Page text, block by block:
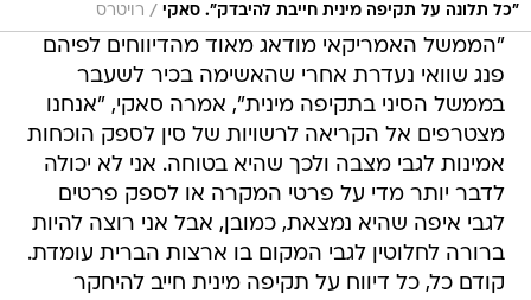
"כל תלונה על תקיפה מינית חייבת להיבדק". סאקי / רויטרס
"הממשל האמריקאי מודאג מאוד מהדיווחים לפיהם
פנג שוואי נעדרת אחרי שהאשימה בכיר לשעבר
בממשל הסיני בתקיפה מינית", אמרה סאקי, "אנחנו
מצטרפים אל הקריאה לרשויות של סין לספק הוכחות
אמינות לגבי מצבה ולכך שהיא בטוחה. אני לא יכולה
לדבר יותר מדי על פרטי המקרה או לספק פרטים
לגבי איפה שהיא נמצאת, כמובן, אבל אני רוצה להיות
ברורה לחלוטין לגבי המקום בו ארצות הברית עומדת.
קודם כל, כל דיווח על תקיפה מינית חייב להיחקר